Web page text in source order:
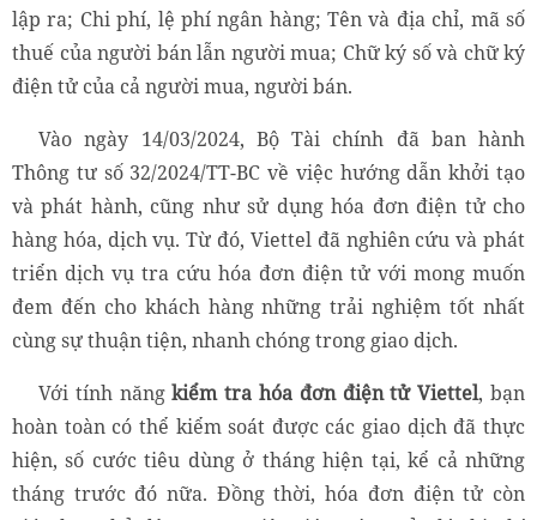
lập ra; Chi phí, lệ phí ngân hàng; Tên và địa chỉ, mã số
thuế của người bán lẫn người mua; Chữ ký số và chữ ký
điện tử của cả người mua, người bán.
Vào ngày 14/03/2024, Bộ Tài chính đã ban hành
Thông tư số 32/2024/TT-BC về việc hướng dẫn khởi tạo
và phát hành, cũng như sử dụng hóa đơn điện tử cho
hàng hóa, dịch vụ. Từ đó, Viettel đã nghiên cứu và phát
triển dịch vụ tra cứu hóa đơn điện tử với mong muốn
đem đến cho khách hàng những trải nghiệm tốt nhất
cùng sự thuận tiện, nhanh chóng trong giao dịch.
Với tính năngkiểm tra hóa đơn điện tử Viettel, bạn
hoàn toàn có thể kiểm soát được các giao dịch đã thực
hiện, số cước tiêu dùng ở tháng hiện tại, kể cả những
tháng trước đó nữa. Đồng thời, hóa đơn điện tử còn